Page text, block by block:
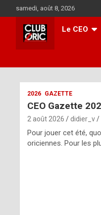
to
content
samedi, août 8, 2026
Le CEO
2026 GAZETTE
CEO Gazette
2 août 2026 didier_v
Pour jouer cet été,
oriciennes. Pour les